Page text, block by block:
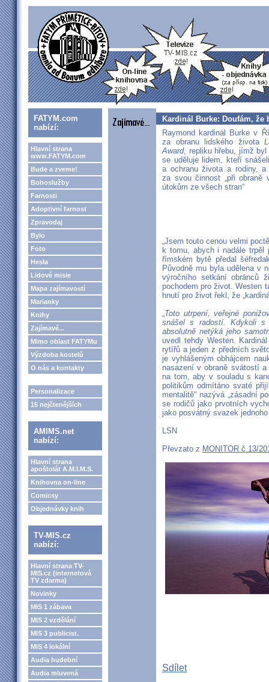
FATYM.com
nabízí:
Hlavní strana
www.FATYM.com
Bude a zveme!
Bohoslužby
Farnosti
Adoptivní farnost
Zpravodaj
Bylo
Foto
Hesla
Lidové misie
Mapa zajímavostí
Marianky
Knihy
Zajímavé...
Mimo oblast FATYMu
Výzdoba kostelů
O nás a kontakty
Personalizace
15 nejčtenějších
AMIMS.net
nabízí:
Hlavní strana
apoštolát A.M.I.M.S.
Knihovna on-line
Comicsy
Objednávky knih
TV-MIS.cz
nabízí:
Hlavní strana TV-
MIS.cz (internetová
TV zdarma)
Novinky
MIS 1 zábava
MIS 2 vzdělání
MIS 3 publicist.
MIS 4 lokální
Audia hudební
Audia mluvená
Kardinál Burke: Doufám,
Raymond kardinál Burke v
za obranu lidského života
Award, repliku hřebu, jímž
se uděluje lidem, kteří
a ochranu života a rodiny,
za svou činnost „při obraně
útokům ze všech stran“
„Jsem touto cenou velmi
k tomu, abych i nadále trpěl
římském bytě předal
Původně mu byla udělena v
výročního setkání obránců
pochodem pro život. Westen
hnutí pro život řekl, že
„Toto utrpení, veřejné
snášel s radostí. Kdykoli
absolutně netýká jeho
uvedl tehdy Westen.
rytířů a jeden z předních
je vyhlášeným obhájcem
nasazení v obraně svátostí
na tom, aby v souladu s
politikům odmítáno svaté
mentalitě“ nazývá „zásadní
se rodičů jako prvotních
jako posvátný svazek
LSN
Převzato z MONITOR č.13/
Sdílet